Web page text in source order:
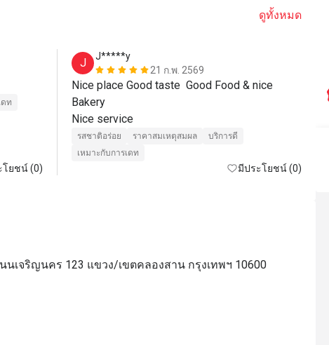
ดูทั้งหมด
ดท
โยชน์ (0)
J
J*****y
21 ก.พ. 2569
Nice place Good taste  Good Food & nice
Bakery
รสชาติอร่อย ราคาสมเหตุสมผล
บริการดี
เหมาะกับการเดท
มีประโยชน์ (0)
นเจริญนคร 123 แขวง/เขตคลองสาน กรุงเทพฯ 10600